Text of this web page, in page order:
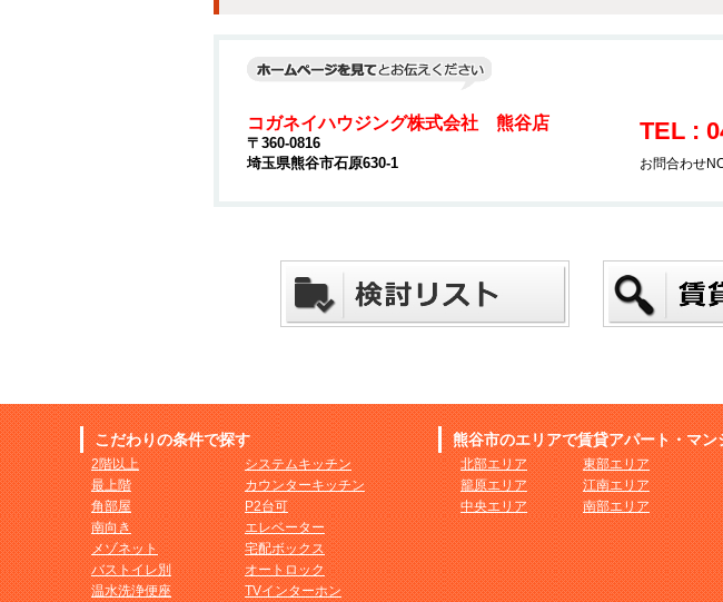
コガネイハウジング株式会社 熊谷店
〒360-0816
埼玉県熊谷市石原630-1
TEL :
お問合わせ
こだわりの条件で探す
2階以上
最上階
角部屋
南向き
メゾネット
バストイレ別
温水洗浄便座
システムキッチン
カウンターキッチン
P2台可
エレベーター
宅配ボックス
オートロック
TVインターホン
熊谷市のエリアで賃貸アパート・マン
北部エリア
籠原エリア
中央エリア
東部エリア
江南エリア
南部エリア